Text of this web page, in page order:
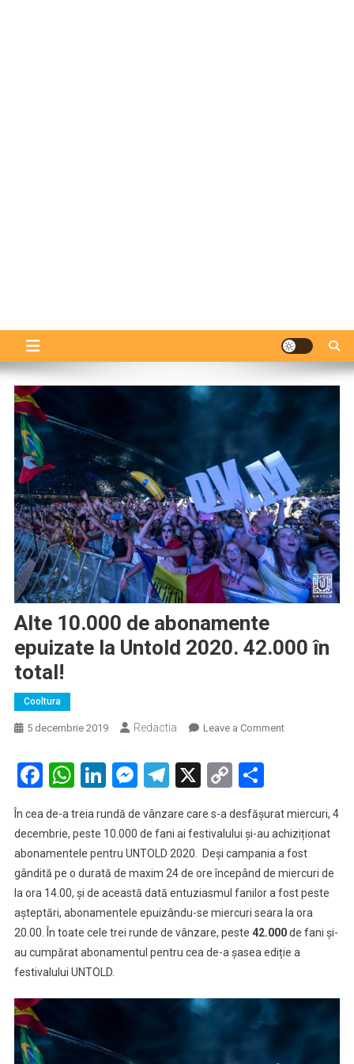
Alte 10.000 de abonamente
epuizate la Untold 2020. 42.000 în
total!
Cooltura
5 decembrie 2019 Redactia Leave a Commenton
epuizate
la
Untold
2020.
42.000
în
total!
Facebook
WhatsApp
LinkedIn
Messenger
Telegram
X Copy
În cea de-a treia rundă de vânzare care s-a desfășurat miercuri, 4
decembrie, peste 10.000 de fani ai festivalului și-au achiziționat
abonamentele pentru UNTOLD 2020. Deși campania a fost
gândită pe o durată de maxim 24 de ore începând de miercuri de
la ora 14.00, și de această dată entuziasmul fanilor a fost peste
așteptări, abonamentele epuizându-se miercuri seara la ora
20.00. În toate cele trei runde de vânzare, peste 42.000de fani și-
au cumpărat abonamentul pentru cea de-a șasea ediție a
festivalului UNTOLD.